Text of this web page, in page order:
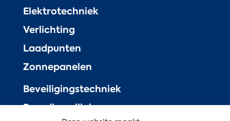
Elektrotechniek
Verlichting
Laadpunten
Zonnepanelen
Beveiligingstechniek
Brandbeveiliging